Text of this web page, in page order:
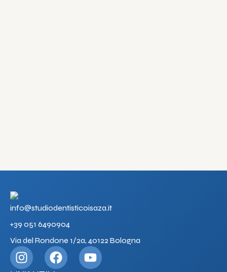
info@studiodentisticoisaza.it
+39 051 6490904
Via del Rondone 1/2a, 40122 Bologna